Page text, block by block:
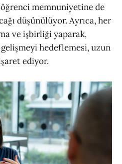
memnuniyetine de
düşünülüyor. Ayrıca, her
ve işbirliği yaparak,
hedeflemesi, uzun
ediyor.